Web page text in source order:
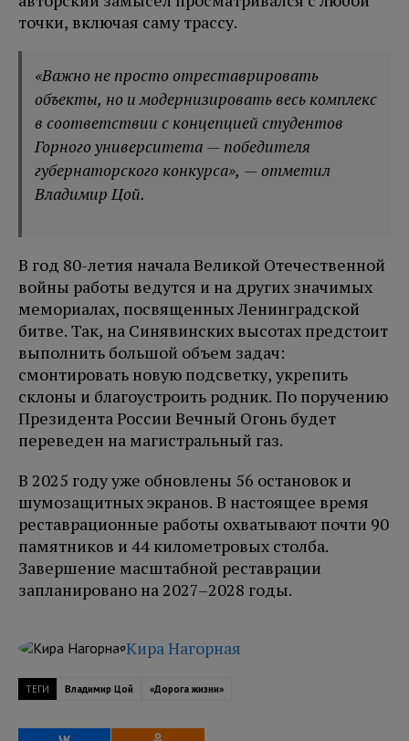
точки, включая саму трассу.
«Важно не просто отреставрировать
объекты, но и модернизировать весь комплекс
в соответствии с концепцией студентов
Горного университета — победителя
губернаторского конкурса», — отметил
Владимир Цой.
В год 80-летия начала Великой Отечественной
войны работы ведутся и на других значимых
мемориалах, посвященных Ленинградской
битве. Так, на Синявинских высотах предстоит
выполнить большой объем задач:
смонтировать новую подсветку, укрепить
склоны и благоустроить родник. По поручению
Президента России Вечный Огонь будет
переведен на магистральный газ.
В 2025 году уже обновлены 56 остановок и
шумозащитных экранов. В настоящее время
реставрационные работы охватывают почти 90
памятников и 44 километровых столба.
Завершение масштабной реставрации
запланировано на 2027–2028 годы.
Кира Нагорная
ТЕГИ Владимир Цой «Дорога жизни»